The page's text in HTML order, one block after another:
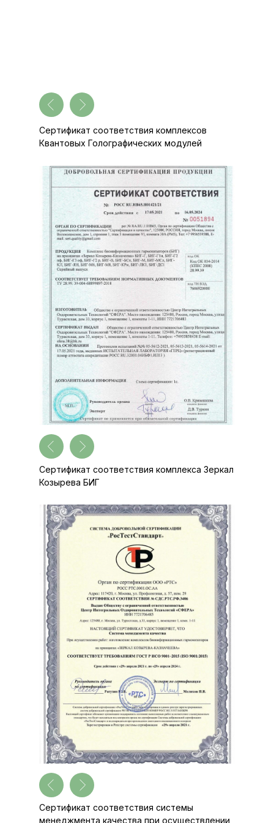
Экспертное заключение по результатам
санитарно-эпидемиологической экспертизы
Экспертное заключение
Сертификат соответствия комплексов
Квантовых Голографических модулей
Сертификат соответствия комплекса Зеркал
Козырева БИГ
Сертификат соответствия системы
менеджмента качества при осуществлении